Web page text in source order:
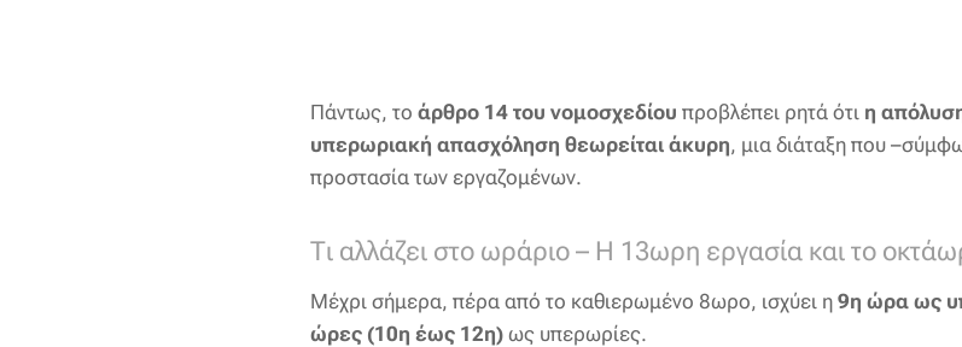
Πάντως, το άρθρο 14 του νομοσχεδίου προβλέπει ρητά ότι η
υπερωριακή απασχόληση θεωρείται άκυρη, μια διάταξη που
προστασία των εργαζομένων.
Τι αλλάζει στο ωράριο – Η 13ωρη εργασία και το
Μέχρι σήμερα, πέρα από το καθιερωμένο 8ωρο, ισχύει η 9η ώρα ως
ώρες (10η έως 12η) ως υπερωρίες.